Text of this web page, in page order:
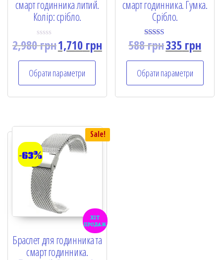
смарт годинника литий.
Колір: срібло.
R
a
d
0
o
u
5
2,980грн1,710грн
Обрати параметри
смарт годинника. Гумка.
Срібло.
Rated
5.00
588грн335 грн
Обрати параметри
Sale!
-63%
хіт
продаж
Браслет для годинника та
смарт годинника.